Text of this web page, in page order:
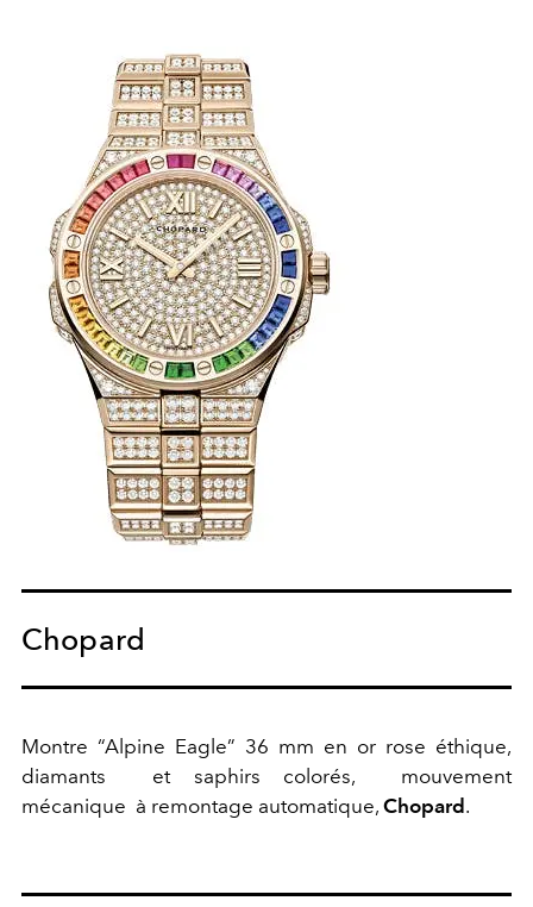
Chopard
Montre “Alpine Eagle” 36 mm en or rose éthique,
diamants
et saphirs colorés,
mouvement
mécanique à remontage automatique, Chopard.